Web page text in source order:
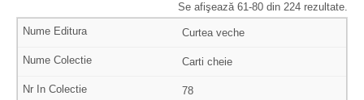
Se afişează 61-80 din 224 rezultate.
Curtea veche
Carti cheie
78